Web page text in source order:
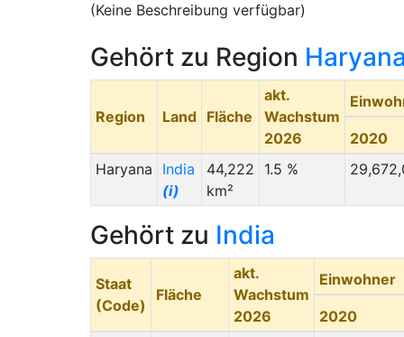
(Keine Beschreibung verfügbar)
Gehört zu Region
Region Land Fläche
akt.
Wachstum
2026
2020
Haryana
India
(i)
44,222
km²
1.5 %
Gehört zu India
Staat
(Code)
Fläche
akt.
Wachstum
2026
Einwohner
2020